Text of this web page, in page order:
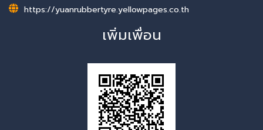
https://yuanrubbertyre.yellowpages.co.th
เพิ่มเพื่อน